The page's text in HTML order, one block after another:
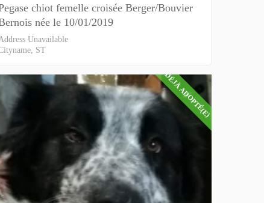
chiot femelle croisée Berger/Bouvier
née le 10/01/2019
Unavailable
ST
DÉJÀ ADOPTÉ(E)